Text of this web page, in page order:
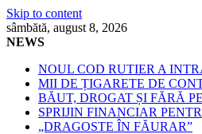
Skip to content
sâmbătă, august 8, 2026
NEWS
NOUL COD RUTIER A
MII DE ȚIGARETE DE
BĂUT, DROGAT ȘI FĂRĂ
SPRIJIN FINANCIAR
„DRAGOSTE ÎN FĂURAR”